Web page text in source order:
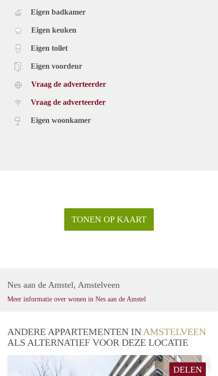
Eigen badkamer
Eigen keuken
Eigen toilet
Eigen voordeur
Vraag de adverteerder
Vraag de adverteerder
Eigen woonkamer
TONEN OP KAART
Nes aan de Amstel, Amstelveen
Meer informatie over wonen in Nes aan de Amstel
ANDERE APPARTEMENTEN IN AMSTELVEEN
ALS ALTERNATIEF VOOR DEZE LOCATIE
DELEN